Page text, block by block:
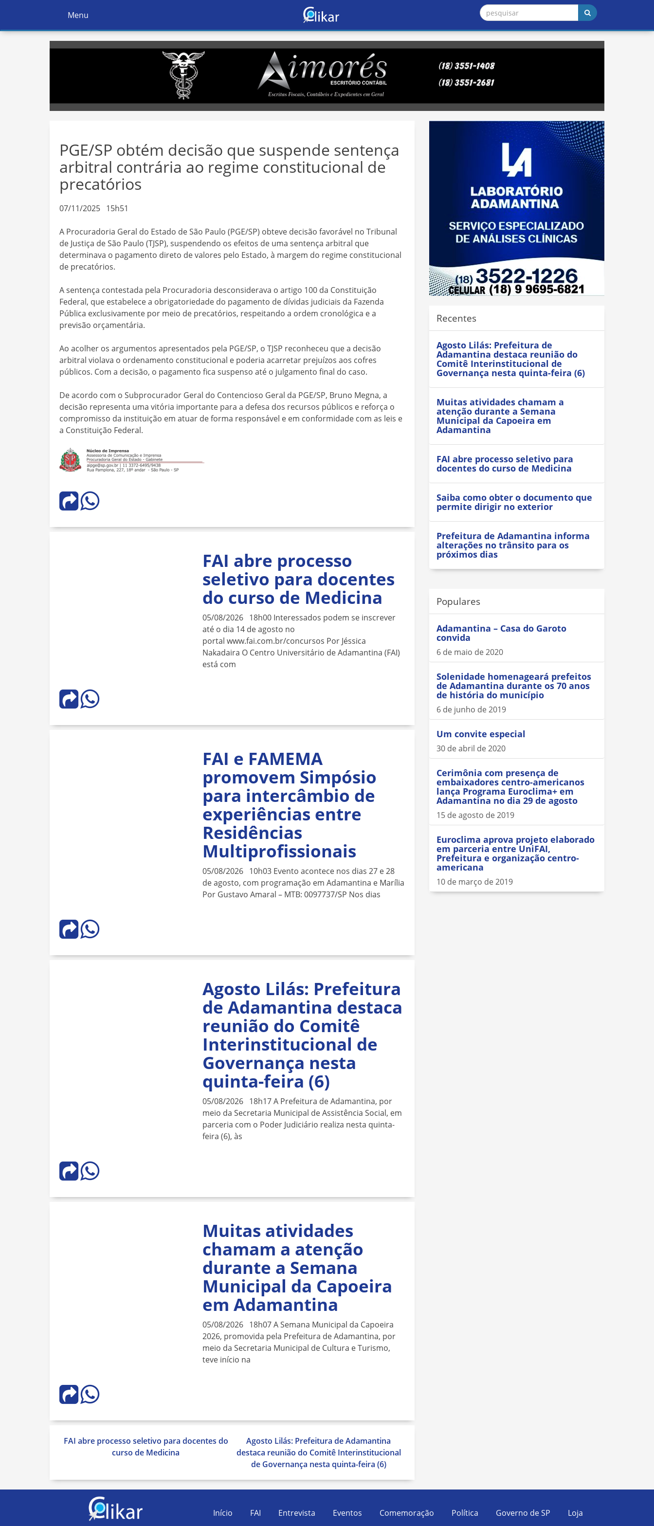
Ativar
Navegação
Menu
PGE/SP obtém decisão que suspende sentença
arbitral contrária ao regime constitucional de
precatórios
07/11/2025 15h51
A Procuradoria Geral do Estado de São Paulo (PGE/SP) obteve decisão favorável no Tribunal
de Justiça de São Paulo (TJSP), suspendendo os efeitos de uma sentença arbitral que
determinava o pagamento direto de valores pelo Estado, à margem do regime constitucional
de precatórios.
A sentença contestada pela Procuradoria desconsiderava o artigo 100 da Constituição
Federal, que estabelece a obrigatoriedade do pagamento de dívidas judiciais da Fazenda
Pública exclusivamente por meio de precatórios, respeitando a ordem cronológica e a
previsão orçamentária.
Ao acolher os argumentos apresentados pela PGE/SP, o TJSP reconheceu que a decisão
arbitral violava o ordenamento constitucional e poderia acarretar prejuízos aos cofres
públicos. Com a decisão, o pagamento fica suspenso até o julgamento final do caso.
De acordo com o Subprocurador Geral do Contencioso Geral da PGE/SP, Bruno Megna, a
decisão representa uma vitória importante para a defesa dos recursos públicos e reforça o
compromisso da instituição em atuar de forma responsável e em conformidade com as leis e
a Constituição Federal.
FAI abre processo
seletivo para docentes
do curso de Medicina
05/08/2026 18h00 Interessados podem se inscrever
até o dia 14 de agosto no
portal www.fai.com.br/concursos Por Jéssica
Nakadaira O Centro Universitário de Adamantina (FAI)
está com
FAI e FAMEMA
promovem Simpósio
para intercâmbio de
experiências entre
Residências
Multiprofissionais
05/08/2026 10h03 Evento acontece nos dias 27 e 28
de agosto, com programação em Adamantina e Marília
Por Gustavo Amaral – MTB: 0097737/SP Nos dias
Agosto Lilás: Prefeitura
de Adamantina destaca
reunião do Comitê
Interinstitucional de
Governança nesta
quinta-feira (6)
05/08/2026 18h17 A Prefeitura de Adamantina, por
meio da Secretaria Municipal de Assistência Social, em
parceria com o Poder Judiciário realiza nesta quinta-
feira (6), às
Muitas atividades
chamam a atenção
durante a Semana
Municipal da Capoeira
em Adamantina
05/08/2026 18h07 A Semana Municipal da Capoeira
2026, promovida pela Prefeitura de Adamantina, por
meio da Secretaria Municipal de Cultura e Turismo,
teve início na
Navegação
deFAI abre processo seletivo para docentes do
curso de Medicina
Agosto Lilás: Prefeitura de Adamantina
destaca reunião do Comitê Interinstitucional
de Governança nesta quinta-feira (6)
Recentes
Agosto Lilás: Prefeitura de
Adamantina destaca reunião do
Comitê Interinstitucional de
Governança nesta quinta-feira (6)
Muitas atividades chamam a
atenção durante a Semana
Municipal da Capoeira em
Adamantina
FAI abre processo seletivo para
docentes do curso de Medicina
Saiba como obter o documento que
permite dirigir no exterior
Prefeitura de Adamantina informa
alterações no trânsito para os
próximos dias
Populares
Adamantina – Casa do Garoto
convida
6 de maio de 2020
Solenidade homenageará prefeitos
de Adamantina durante os 70 anos
de história do município
6 de junho de 2019
Um convite especial
30 de abril de 2020
Cerimônia com presença de
embaixadores centro-americanos
lança Programa Euroclima+ em
Adamantina no dia 29 de agosto
15 de agosto de 2019
Euroclima aprova projeto elaborado
em parceria entre UniFAI,
Prefeitura e organização centro-
americana
10 de março de 2019
Início FAI Entrevista Eventos Comemoração Política Governo de SP Loja